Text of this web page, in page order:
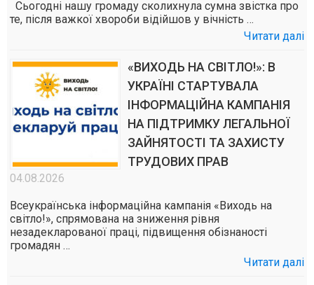
Сьогодні нашу громаду сколихнула сумна звістка про
те, після важкої хвороби відійшов у вічність …
Читати далі
«ВИХОДЬ НА СВІТЛО!»: В
УКРАЇНІ СТАРТУВАЛА
ІНФОРМАЦІЙНА КАМПАНІЯ
НА ПІДТРИМКУ ЛЕГАЛЬНОЇ
ЗАЙНЯТОСТІ ТА ЗАХИСТУ
ТРУДОВИХ ПРАВ
04.08.2026
Всеукраїнська інформаційна кампанія «Виходь на
світло!», спрямована на зниження рівня
незадекларованої праці, підвищення обізнаності
громадян …
Читати далі